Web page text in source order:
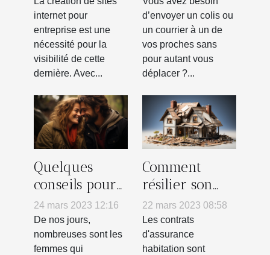
vitrine pour
son entreprise
?
internet pour
entreprise est une
nécessité pour la
visibilité de cette
dernière. Avec...
poste en
France
d’envoyer un colis ou
un courrier à un de
vos proches sans
pour autant vous
déplacer ?...
Quelques
conseils pour
trouver
l’homme de
votre vie
24 mars 2023 12:16
De nos jours,
nombreuses sont les
femmes qui
Comment
résilier son
contrat
Assurance
Habitation ?
22 mars 2023 08:58
Les contrats
d'assurance
habitation sont